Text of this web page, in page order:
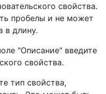
свойства.
пробелы и не может
в длину.
"Описание" введите
свойства.
тип свойства,